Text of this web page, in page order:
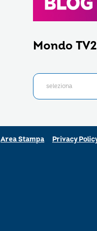
Mondo
Area Stampa Privacy